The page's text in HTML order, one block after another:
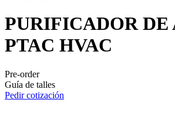
PURIFICADOR DE
PTAC HVAC
Pre-order
Guía de talles
Pedir cotización